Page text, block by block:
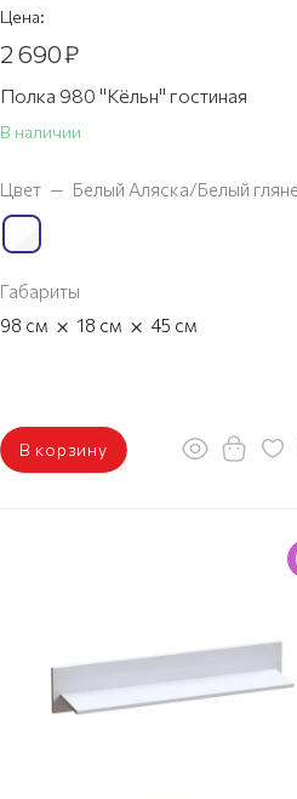
Цена:
2 690₽
Полка 980 "Кёльн" гостиная
В наличии
Цвет — Белый Аляска/Белый
Габариты
98 см × 18 см × 45 см
В корзину